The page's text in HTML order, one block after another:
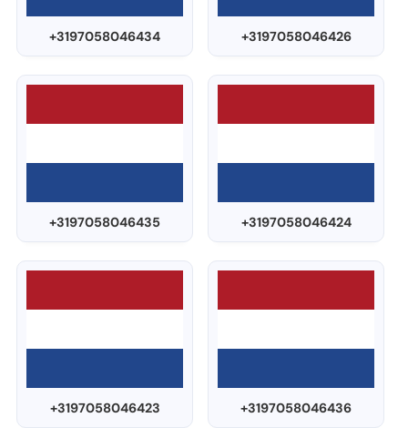
+3197058046434 +3197058046426
+3197058046435 +3197058046424
+3197058046423 +3197058046436